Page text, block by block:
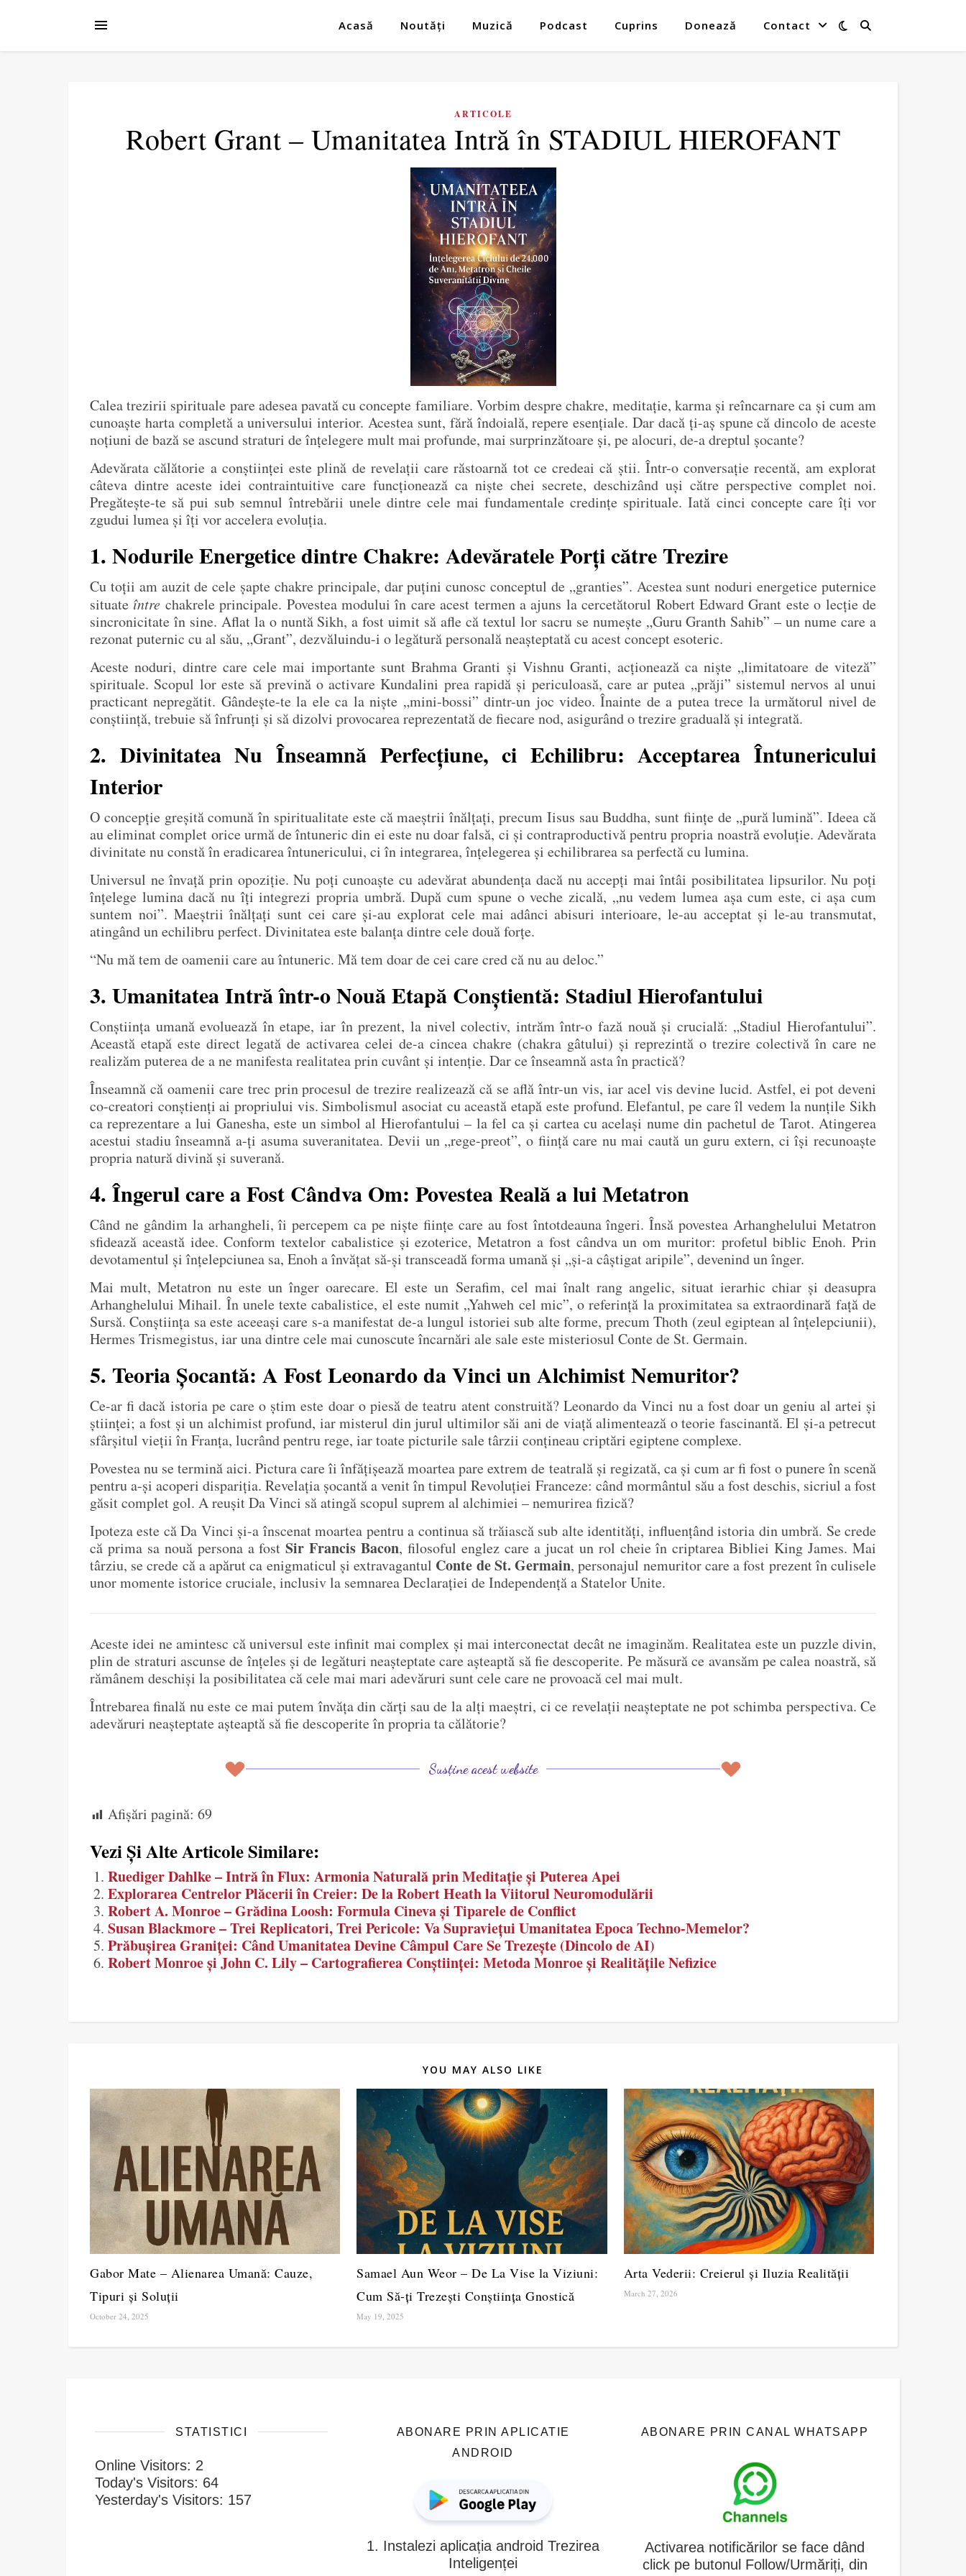
Acasă Noutăți Muzică Podcast Cuprins Donează Contact
ARTICOLE
Robert Grant – Umanitatea Intră în STADIUL HIEROFANT
Calea trezirii spirituale pare adesea pavată cu concepte familiare. Vorbim despre chakre, meditație, karma și reîncarnare ca și cum am
cunoaște harta completă a universului interior. Acestea sunt, fără îndoială, repere esențiale. Dar dacă ți-aș spune că dincolo de aceste
noțiuni de bază se ascund straturi de înțelegere mult mai profunde, mai surprinzătoare și, pe alocuri, de-a dreptul șocante?
Adevărata călătorie a conștiinței este plină de revelații care răstoarnă tot ce credeai că știi. Într-o conversație recentă, am explorat
câteva dintre aceste idei contraintuitive care funcționează ca niște chei secrete, deschizând uși către perspective complet noi.
Pregătește-te să pui sub semnul întrebării unele dintre cele mai fundamentale credințe spirituale. Iată cinci concepte care îți vor
zgudui lumea și îți vor accelera evoluția.
1. Nodurile Energetice dintre Chakre: Adevăratele Porți către Trezire
Cu toții am auzit de cele șapte chakre principale, dar puțini cunosc conceptul de „granties”. Acestea sunt noduri energetice puternice
situate între chakrele principale. Povestea modului în care acest termen a ajuns la cercetătorul Robert Edward Grant este o lecție de
sincronicitate în sine. Aflat la o nuntă Sikh, a fost uimit să afle că textul lor sacru se numește „Guru Granth Sahib” – un nume care a
rezonat puternic cu al său, „Grant”, dezvăluindu-i o legătură personală neașteptată cu acest concept esoteric.
Aceste noduri, dintre care cele mai importante sunt Brahma Granti și Vishnu Granti, acționează ca niște „limitatoare de viteză”
spirituale. Scopul lor este să prevină o activare Kundalini prea rapidă și periculoasă, care ar putea „prăji” sistemul nervos al unui
practicant nepregătit. Gândește-te la ele ca la niște „mini-bossi” dintr-un joc video. Înainte de a putea trece la următorul nivel de
conștiință, trebuie să înfrunți și să dizolvi provocarea reprezentată de fiecare nod, asigurând o trezire graduală și integrată.
2. Divinitatea Nu Înseamnă Perfecțiune, ci Echilibru: Acceptarea Întunericului
Interior
O concepție greșită comună în spiritualitate este că maeștrii înălțați, precum Iisus sau Buddha, sunt ființe de „pură lumină”. Ideea că
au eliminat complet orice urmă de întuneric din ei este nu doar falsă, ci și contraproductivă pentru propria noastră evoluție. Adevărata
divinitate nu constă în eradicarea întunericului, ci în integrarea, înțelegerea și echilibrarea sa perfectă cu lumina.
Universul ne învață prin opoziție. Nu poți cunoaște cu adevărat abundența dacă nu accepți mai întâi posibilitatea lipsurilor. Nu poți
înțelege lumina dacă nu îți integrezi propria umbră. După cum spune o veche zicală, „nu vedem lumea așa cum este, ci așa cum
suntem noi”. Maeștrii înălțați sunt cei care și-au explorat cele mai adânci abisuri interioare, le-au acceptat și le-au transmutat,
atingând un echilibru perfect. Divinitatea este balanța dintre cele două forțe.
“Nu mă tem de oamenii care au întuneric. Mă tem doar de cei care cred că nu au deloc.”
3. Umanitatea Intră într-o Nouă Etapă Conștientă: Stadiul Hierofantului
Conștiința umană evoluează în etape, iar în prezent, la nivel colectiv, intrăm într-o fază nouă și crucială: „Stadiul Hierofantului”.
Această etapă este direct legată de activarea celei de-a cincea chakre (chakra gâtului) și reprezintă o trezire colectivă în care ne
realizăm puterea de a ne manifesta realitatea prin cuvânt și intenție. Dar ce înseamnă asta în practică?
Înseamnă că oamenii care trec prin procesul de trezire realizează că se află într-un vis, iar acel vis devine lucid. Astfel, ei pot deveni
co-creatori conștienți ai propriului vis. Simbolismul asociat cu această etapă este profund. Elefantul, pe care îl vedem la nunțile Sikh
ca reprezentare a lui Ganesha, este un simbol al Hierofantului – la fel ca și cartea cu același nume din pachetul de Tarot. Atingerea
acestui stadiu înseamnă a-ți asuma suveranitatea. Devii un „rege-preot”, o ființă care nu mai caută un guru extern, ci își recunoaște
propria natură divină și suverană.
4. Îngerul care a Fost Cândva Om: Povestea Reală a lui Metatron
Când ne gândim la arhangheli, îi percepem ca pe niște ființe care au fost întotdeauna îngeri. Însă povestea Arhanghelului Metatron
sfidează această idee. Conform textelor cabalistice și ezoterice, Metatron a fost cândva un om muritor: profetul biblic Enoh. Prin
devotamentul și înțelepciunea sa, Enoh a învățat să-și transceadă forma umană și „și-a câștigat aripile”, devenind un înger.
Mai mult, Metatron nu este un înger oarecare. El este un Serafim, cel mai înalt rang angelic, situat ierarhic chiar și deasupra
Arhanghelului Mihail. În unele texte cabalistice, el este numit „Yahweh cel mic”, o referință la proximitatea sa extraordinară față de
Sursă. Conștiința sa este aceeași care s-a manifestat de-a lungul istoriei sub alte forme, precum Thoth (zeul egiptean al înțelepciunii),
Hermes Trismegistus, iar una dintre cele mai cunoscute încarnări ale sale este misteriosul Conte de St. Germain.
5. Teoria Șocantă: A Fost Leonardo da Vinci un Alchimist Nemuritor?
Ce-ar fi dacă istoria pe care o știm este doar o piesă de teatru atent construită? Leonardo da Vinci nu a fost doar un geniu al artei și
științei; a fost și un alchimist profund, iar misterul din jurul ultimilor săi ani de viață alimentează o teorie fascinantă. El și-a petrecut
sfârșitul vieții în Franța, lucrând pentru rege, iar toate picturile sale târzii conțineau criptări egiptene complexe.
Povestea nu se termină aici. Pictura care îi înfățișează moartea pare extrem de teatrală și regizată, ca și cum ar fi fost o punere în scenă
pentru a-și acoperi dispariția. Revelația șocantă a venit în timpul Revoluției Franceze: când mormântul său a fost deschis, sicriul a fost
găsit complet gol. A reușit Da Vinci să atingă scopul suprem al alchimiei – nemurirea fizică?
Ipoteza este că Da Vinci și-a înscenat moartea pentru a continua să trăiască sub alte identități, influențând istoria din umbră. Se crede
că prima sa nouă persona a fostSir Francis Bacon, filosoful englez care a jucat un rol cheie în criptarea Bibliei King James. Mai
târziu, se crede că a apărut ca enigmaticul și extravagantul Conte de St. Germain, personajul nemuritor care a fost prezent în culisele
unor momente istorice cruciale, inclusiv la semnarea Declarației de Independență a Statelor Unite.
Aceste idei ne amintesc că universul este infinit mai complex și mai interconectat decât ne imaginăm. Realitatea este un puzzle divin,
plin de straturi ascunse de înțeles și de legături neașteptate care așteaptă să fie descoperite. Pe măsură ce avansăm pe calea noastră, să
rămânem deschiși la posibilitatea că cele mai mari adevăruri sunt cele care ne provoacă cel mai mult.
Întrebarea finală nu este ce mai putem învăța din cărți sau de la alți maeștri, ci ce revelații neașteptate ne pot schimba perspectiva. Ce
adevăruri neașteptate așteaptă să fie descoperite în propria ta călătorie?
Susține acest website
Afișări pagină: 69
Vezi Și Alte Articole Similare:
Ruediger Dahlke – Intră în Flux: Armonia Naturală prin Meditație și Puterea Apei
Explorarea Centrelor Plăcerii în Creier: De la Robert Heath la Viitorul Neuromodulării
Robert A. Monroe – Grădina Loosh: Formula Cineva și Tiparele de Conflict
Susan Blackmore – Trei Replicatori, Trei Pericole: Va Supraviețui Umanitatea Epoca Techno-Memelor?
Prăbușirea Graniței: Când Umanitatea Devine Câmpul Care Se Trezește (Dincolo de AI)
Robert Monroe și John C. Lily – Cartografierea Conștiinței: Metoda Monroe și Realitățile Nefizice
YOU MAY ALSO LIKE
Gabor Mate – Alienarea Umană: Cauze,
Tipuri și Soluții
October 24, 2025
Samael Aun Weor – De La Vise la Viziuni:
Cum Să-ți Trezești Conștiința Gnostică
May 19, 2025
Arta Vederii: Creierul și Iluzia Realității
March 27, 2026
STATISTICI
Online Visitors: 2
Today's Visitors: 64
Yesterday's Visitors: 157
ABONARE PRIN APLICATIE
ANDROID
1. Instalezi aplicația android Trezirea
Inteligenței
ABONARE PRIN CANAL WHATSAPP
Activarea notificărilor se face dând
click pe butonul Follow/Urmăriți, din